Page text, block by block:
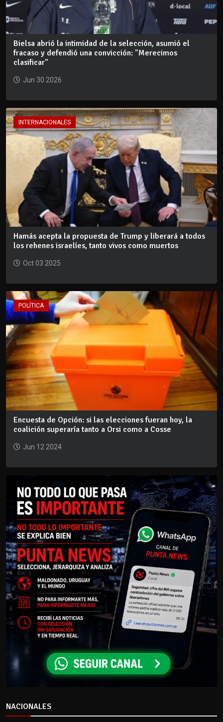
Bielsa abrió la intimidad de la selección, asumió el
fracaso y defendió una convicción: "Merecimos
clasificar"
Jun 30 2026
INTERNACIONALES
Hamás acepta la propuesta de Trump y liberará a todos
los rehenes israelíes, tanto vivos como muertos
Oct 03 2025
POLÍTICA
Encuesta de Opción: si las elecciones fueran hoy, la
coalición superaría tanto a Orsi como a Cosse
Jun 12 2024
NACIONALES